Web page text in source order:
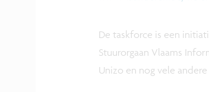
De taskforce is een
Stuurorgaan Vlaams
Unizo en nog vele